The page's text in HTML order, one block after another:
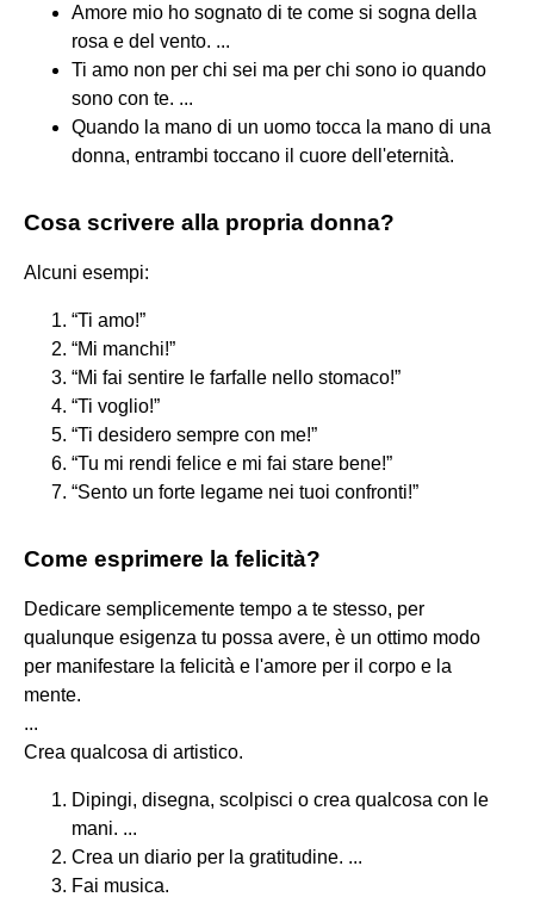
Amore mio ho sognato di te come si sogna della
rosa e del vento. ...
Ti amo non per chi sei ma per chi sono io quando
sono con te. ...
Quando la mano di un uomo tocca la mano di una
donna, entrambi toccano il cuore dell'eternità.
Cosa scrivere alla propria donna?
Alcuni esempi:
“Ti amo!”
“Mi manchi!”
“Mi fai sentire le farfalle nello stomaco!”
“Ti voglio!”
“Ti desidero sempre con me!”
“Tu mi rendi felice e mi fai stare bene!”
“Sento un forte legame nei tuoi confronti!”
Come esprimere la felicità?
Dedicare semplicemente tempo a te stesso, per
qualunque esigenza tu possa avere, è un ottimo modo
per manifestare la felicità e l'amore per il corpo e la
mente.
...
Crea qualcosa di artistico.
Dipingi, disegna, scolpisci o crea qualcosa con le
mani. ...
Crea un diario per la gratitudine. ...
Fai musica.